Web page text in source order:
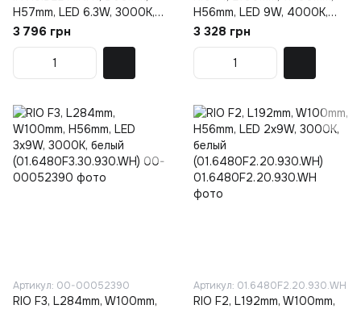
H57mm, LED 6.3W, 3000K,
латунь (01.2200.7.930.BR)
3 796 грн
H56mm, LED 9W, 4000К,
белый
(01.6480F1.10.940.WH)
3 328 грн
Артикул: 00-00052390
RIO F3, L284mm, W100mm,
Артикул: 01.6480F2.20.930.WH
RIO F2, L192mm, W100mm,